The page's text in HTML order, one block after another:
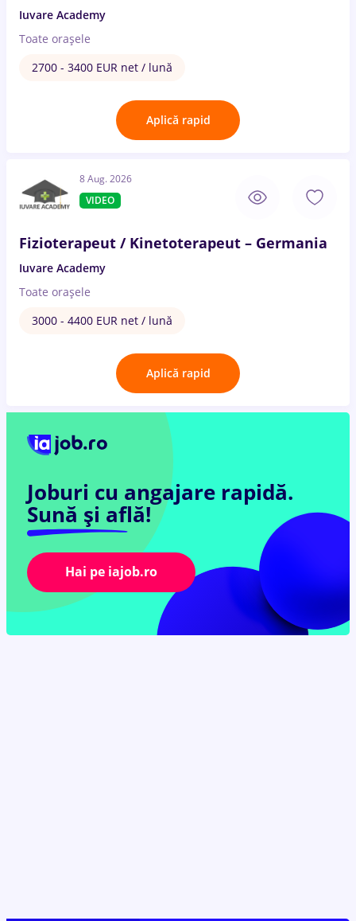
Iuvare Academy
Toate oraşele
2700 - 3400 EUR net / lună
Aplică rapid
8 Aug. 2026
VIDEO
Fizioterapeut / Kinetoterapeut – Germania
Iuvare Academy
Toate oraşele
3000 - 4400 EUR net / lună
Aplică rapid
Joburi cu angajare rapidă.
Sună și află!
Hai pe iajob.ro